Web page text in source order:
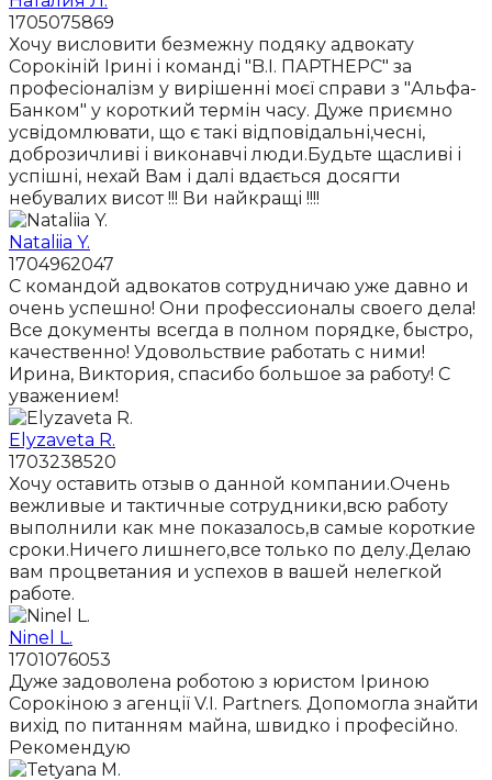
1705075869
Хочу висловити безмежну подяку адвокату
Сорокіній Ірині і команді "B.I. ПАРТНЕРС" за
професіоналізм у вирішенні моєї справи з "Альфа-
Банком" у короткий термін часу. Дуже приємно
усвідомлювати, що є такі відповідальні,чесні,
доброзичливі і виконавчі люди.Будьте щасливі і
успішні, нехай Вам і далі вдається досягти
небувалих висот !!! Ви найкращі !!!!
Nataliia Y.
1704962047
С командой адвокатов сотрудничаю уже давно и
очень успешно! Они профессионалы своего дела!
Все документы всегда в полном порядке, быстро,
качественно! Удовольствие работать с ними!
Ирина, Виктория, спасибо большое за работу! С
уважением!
Elyzaveta R.
1703238520
Хочу оставить отзыв о данной компании.Очень
вежливые и тактичные сотрудники,всю работу
выполнили как мне показалось,в самые короткие
сроки.Ничего лишнего,все только по делу.Делаю
вам процветания и успехов в вашей нелегкой
работе.
Ninel L.
1701076053
Дуже задоволена роботою з юристом Іриною
Сорокіною з агенції V.I. Partners. Допомогла знайти
вихід по питанням майна, швидко і професійно.
Рекомендую